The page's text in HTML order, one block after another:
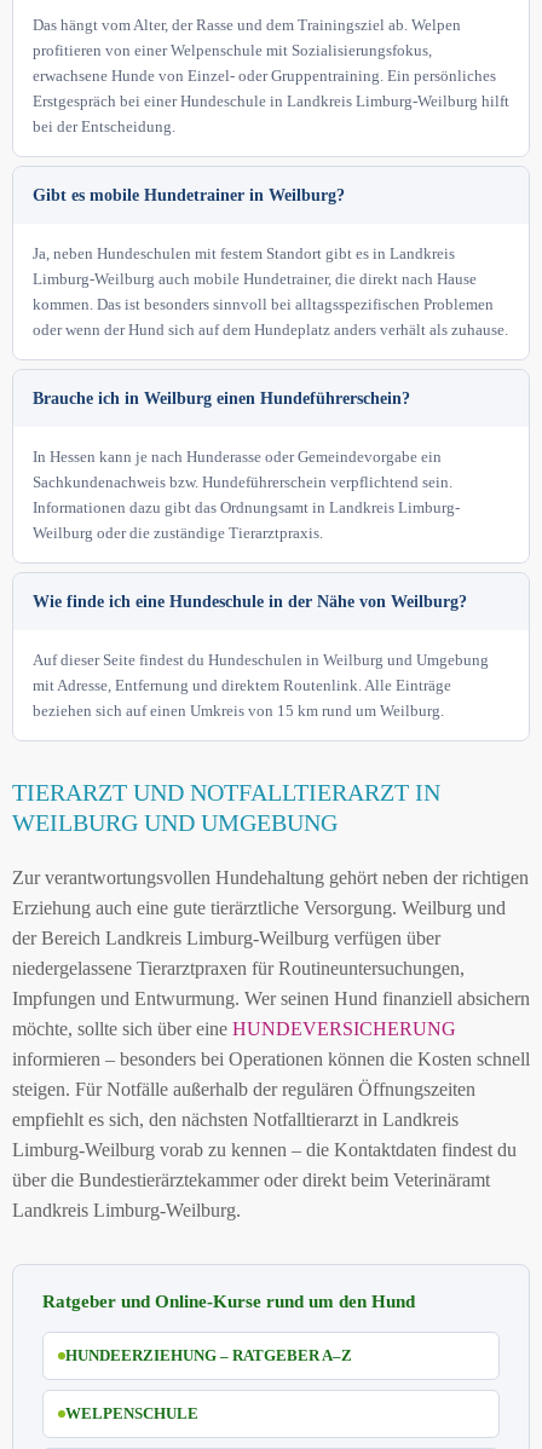
Das hängt vom Alter, der Rasse und dem Trainingsziel ab. Welpen
profitieren von einer Welpenschule mit Sozialisierungsfokus,
erwachsene Hunde von Einzel- oder Gruppentraining. Ein persönliches
Erstgespräch bei einer Hundeschule in Landkreis Limburg-Weilburg hilft
bei der Entscheidung.
Gibt es mobile Hundetrainer in Weilburg?
Ja, neben Hundeschulen mit festem Standort gibt es in Landkreis
Limburg-Weilburg auch mobile Hundetrainer, die direkt nach Hause
kommen. Das ist besonders sinnvoll bei alltagsspezifischen Problemen
oder wenn der Hund sich auf dem Hundeplatz anders verhält als zuhause.
Brauche ich in Weilburg einen Hundeführerschein?
In Hessen kann je nach Hunderasse oder Gemeindevorgabe ein
Sachkundenachweis bzw. Hundeführerschein verpflichtend sein.
Informationen dazu gibt das Ordnungsamt in Landkreis Limburg-
Weilburg oder die zuständige Tierarztpraxis.
Wie finde ich eine Hundeschule in der Nähe von Weilburg?
Auf dieser Seite findest du Hundeschulen in Weilburg und Umgebung
mit Adresse, Entfernung und direktem Routenlink. Alle Einträge
beziehen sich auf einen Umkreis von 15 km rund um Weilburg.
TIERARZT UND NOTFALLTIERARZT IN
WEILBURG UND UMGEBUNG
Zur verantwortungsvollen Hundehaltung gehört neben der richtigen
Erziehung auch eine gute tierärztliche Versorgung. Weilburg und
der Bereich Landkreis Limburg-Weilburg verfügen über
niedergelassene Tierarztpraxen für Routineuntersuchungen,
Impfungen und Entwurmung. Wer seinen Hund finanziell absichern
möchte, sollte sich über eine HUNDEVERSICHERUNG
informieren – besonders bei Operationen können die Kosten schnell
steigen. Für Notfälle außerhalb der regulären Öffnungszeiten
empfiehlt es sich, den nächsten Notfalltierarzt in Landkreis
Limburg-Weilburg vorab zu kennen – die Kontaktdaten findest du
über die Bundestierärztekammer oder direkt beim Veterinäramt
Landkreis Limburg-Weilburg.
Ratgeber und Online-Kurse rund um den Hund
HUNDEERZIEHUNG – RATGEBER A–Z
WELPENSCHULE